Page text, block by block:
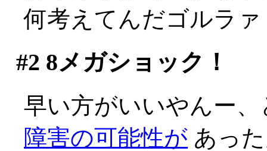
何考えてんだゴルラァ
#2 8メガショック！
早い方がいいやんー
障害の可能性が あっ